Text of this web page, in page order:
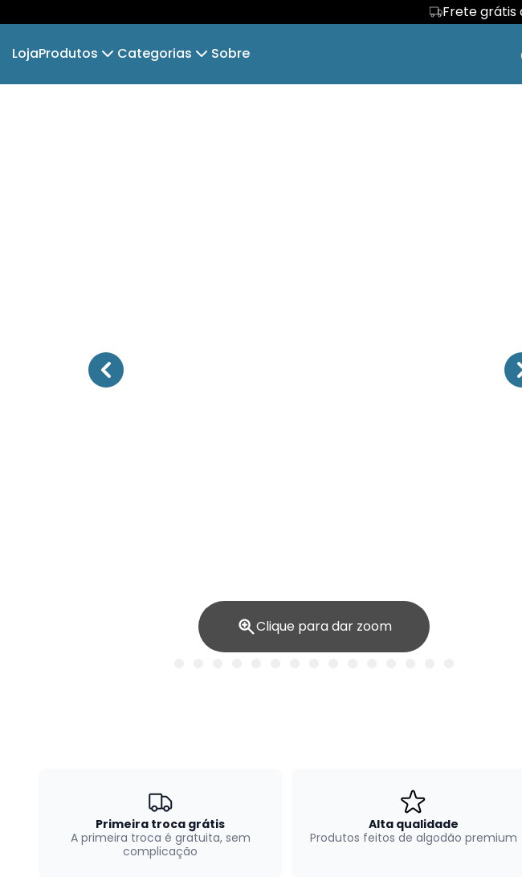
Frete grátis
LojaProdutos
Camiseta
Camiseta Infantil Regata
Categorias
Água Salgada
Minimalismo
Sobre
Clique para dar zoom
Primeira troca grátis
A primeira troca é gratuita, sem
complicação
Alta qualidade
Produtos feitos de algodão premium